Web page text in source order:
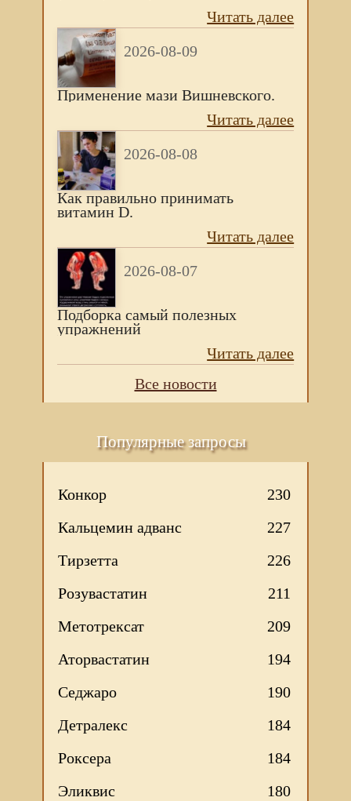
Читать далее
2026-08-09
Применение мази Вишневского.
Читать далее
2026-08-08
Как правильно принимать
витамин D.
Читать далее
2026-08-07
Подборка самый полезных
упражнений
Читать далее
Все новости
Популярные запросы
Конкор
230
Кальцемин адванс
227
Тирзетта
226
Розувастатин
211
Метотрексат
209
Аторвастатин
194
Седжаро
190
Детралекс
184
Роксера
184
Эликвис
180